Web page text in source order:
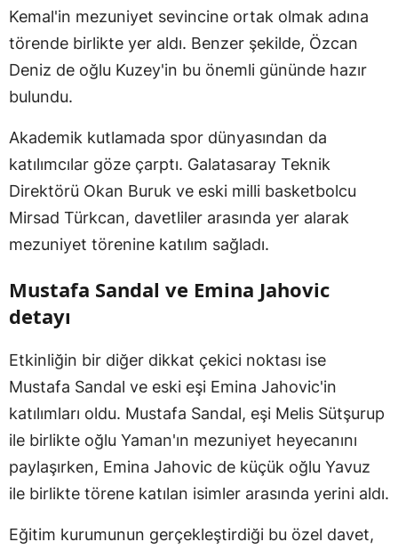
Kemal'in mezuniyet sevincine ortak olmak adına
törende birlikte yer aldı. Benzer şekilde, Özcan
Deniz de oğlu Kuzey'in bu önemli gününde hazır
bulundu.
Akademik kutlamada spor dünyasından da
katılımcılar göze çarptı. Galatasaray Teknik
Direktörü Okan Buruk ve eski milli basketbolcu
Mirsad Türkcan, davetliler arasında yer alarak
mezuniyet törenine katılım sağladı.
Mustafa Sandal ve Emina Jahovic
detayı
Etkinliğin bir diğer dikkat çekici noktası ise
Mustafa Sandal ve eski eşi Emina Jahovic'in
katılımları oldu. Mustafa Sandal, eşi Melis Sütşurup
ile birlikte oğlu Yaman'ın mezuniyet heyecanını
paylaşırken, Emina Jahovic de küçük oğlu Yavuz
ile birlikte törene katılan isimler arasında yerini aldı.
Eğitim kurumunun gerçekleştirdiği bu özel davet,